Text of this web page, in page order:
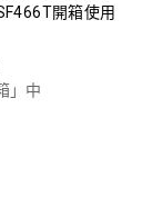
開箱使用
」中